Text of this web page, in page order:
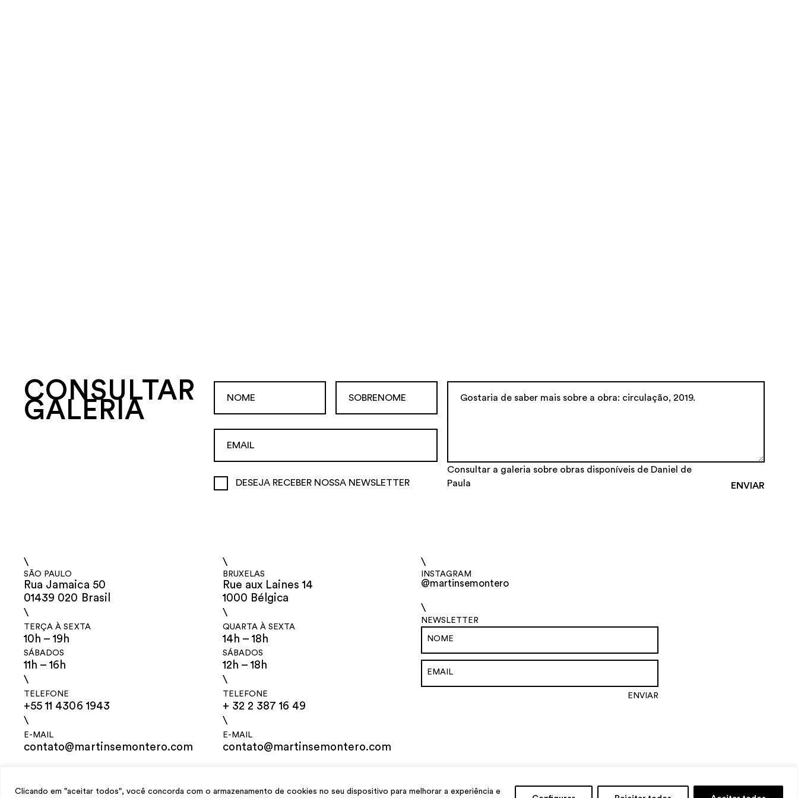
Clicando em "aceitar todos", você concorda com o armazenamento de cookies no seu dispositivo para melhorar a experiência e
CONSULTAR
GALERIA
DESEJA RECEBER NOSSA NEWSLETTER
Consultar a galeria sobre obras disponíveis de Daniel de
Paula
\
SÃO PAULO
Rua Jamaica 50
01439 020 Brasil
\
TERÇA À SEXTA
10h – 19h
SÁBADOS
11h – 16h
\
TELEFONE
+55 11 4306 1943
\
E-MAIL
contato@martinsemontero.com
\
BRUXELAS
Rue aux Laines 14
1000 Bélgica
\
QUARTA À SEXTA
14h – 18h
SÁBADOS
12h – 18h
\
TELEFONE
+ 32 2 387 16 49
\
E-MAIL
contato@martinsemontero.com
\
INSTAGRAM
@martinsemontero
\
NEWSLETTER